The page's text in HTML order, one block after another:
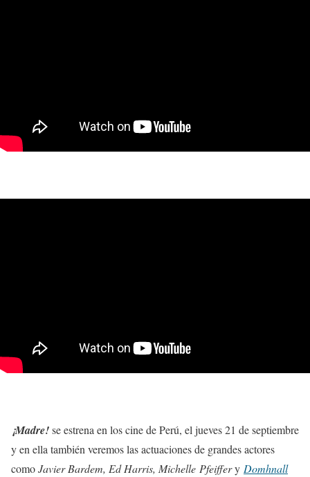
¡Madre!se estrena en los cine de Perú, el jueves 21 de septiembre
y en ella también veremos las actuaciones de grandes actores
comoJavier Bardem, Ed Harris, Michelle Pfeiffery Domhnall